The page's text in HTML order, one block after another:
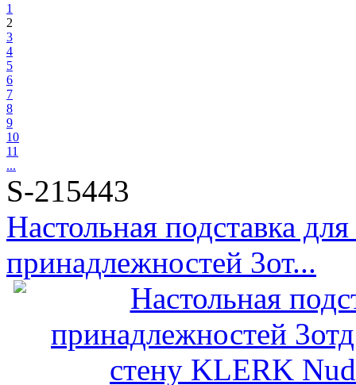
1
2
3
4
5
6
7
8
9
10
11
...
S-215443
Настольная подставка
принадлежностей 3от...